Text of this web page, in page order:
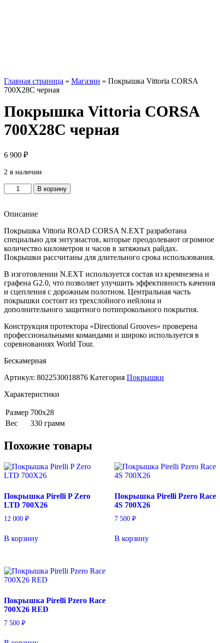
Главная страница » Магазин » Покрышка Vittoria CORSA
700X28C черная
Покрышка Vittoria CORSA
700X28C черная
6 900 ₽
2 в наличии
Количество
товара
Vittoria
700X28C
черная
В корзину
Описание
Покрышка Vittoria ROAD CORSA N.EXT разработана
специально для энтузиастов, которые преодолевают огромное
количество километров и часов в затяжных райдах.
Покрышки рассчитаны для длительного срока использования.
В изготовлении N.EXT используется состав из кремнезена и
графена G2.0, что позволяет улучшить эффективность качения
и сцепления с дорожным полотном. Центральная часть
покрышки состоит из трехслойного нейлона и
дополнительного защитного потипрокольного покрытия.
Конструкция протектора «Directional Grooves» проверена
профессиональными командами и широко используется в
соревнованиях World Tour.
Бескамерная
Артикул: 8022530018876 Категория Покрышки
Характеристики
Размер 700х28
Вес
330 грамм
Похожие товары
Покрышка Pirelli P Zero
LTD 700X26
12 000 ₽
В корзину
Покрышка Pirelli Pzero Race
4S 700X26
7 500 ₽
В корзину
Покрышка Pirelli Pzero Race
700X26 RED
7 500 ₽